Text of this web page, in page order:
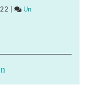
modestes
Un